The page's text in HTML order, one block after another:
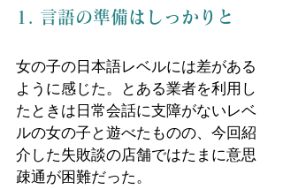
1. 言語の準備はしっかりと
女の子の日本語レベルには差がある
ように感じた。とある業者を利用し
たときは日常会話に支障がないレベ
ルの女の子と遊べたものの、今回紹
介した失敗談の店舗ではたまに意思
疎通が困難だった。